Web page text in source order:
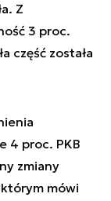
Z
3 proc.
część została
4 proc. PKB
zmiany
mówi